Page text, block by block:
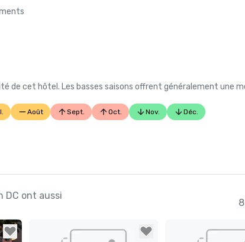
de cet hôtel. Les basses saisons offrent généralement une
Août Sept. Oct. Nov. Déc.
DC ont aussi